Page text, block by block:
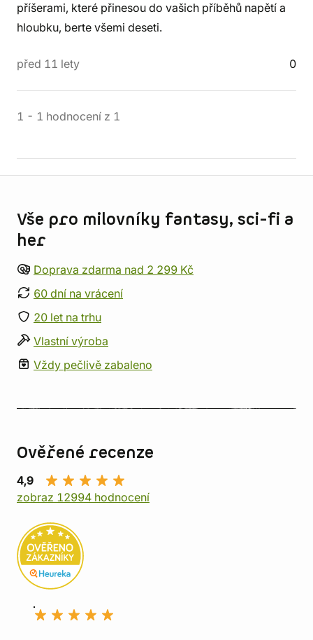
příšerami, které přinesou do vašich příběhů napětí a
hloubku, berte všemi deseti.
před 11 lety 0
1 - 1 hodnocení z 1
Vše pro milovníky fantasy, sci-fi a
her
Doprava zdarma nad 2 299 Kč
60 dní na vrácení
20 let na trhu
Vlastní výroba
Vždy pečlivě zabaleno
Ověřené recenze
4,9
zobraz 12994 hodnocení